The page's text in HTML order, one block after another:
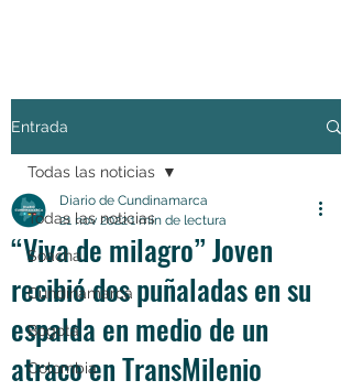
Entrada
Todas las noticias
Soacha
Cundinamarca
Bogotá
Colombia
Todas las noticias
“Viva de milagro” Joven
recibió dos puñaladas en su
espalda en medio de un
atraco en TransMilenio
Diario de Cundinamarca
21 nov 20221 min de lectura